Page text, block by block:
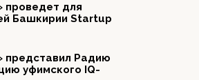
проведет для
Башкирии Startup
представил Радию
уфимского IQ-